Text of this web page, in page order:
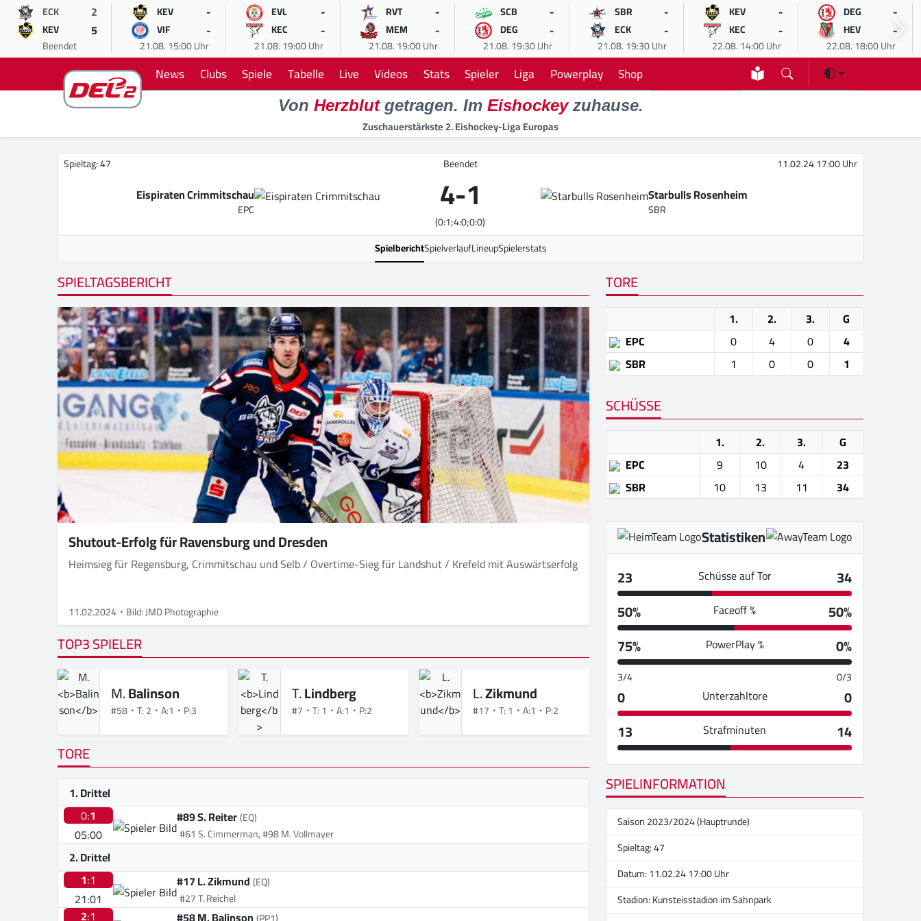
ECK 2
KEV 5
Beendet
KEV -
VIF -
21.08. 15:00 Uhr
EVL -
KEC -
21.08. 19:00 Uhr
RVT -
MEM -
21.08. 19:00 Uhr
SCB -
DEG -
21.08. 19:30 Uhr
SBR -
ECK -
21.08. 19:30 Uhr
KEV -
KEC -
22.08. 14:00 Uhr
DEG -
HEV -
22.08. 18:00 Uhr
News Clubs Spiele Tabelle Live Videos Stats Spieler Liga Powerplay Shop
Von Herzblutgetragen. Im Eishockeyzuhause.
Zuschauerstärkste 2. Eishockey-Liga Europas
Spieltag: 47 Beendet 11.02.24 17:00 Uhr
Eispiraten Crimmitschau
EPC 4-1
(0:1;4:0;0:0)
Starbulls Rosenheim
SBR
SpielberichtSpielverlaufLineupSpielerstats
SPIELTAGSBERICHT
Shutout-Erfolg für Ravensburg und Dresden
Heimsieg für Regensburg, Crimmitschau und Selb / Overtime-Sieg für Landshut / Krefeld mit Auswärtserfolg
11.02.2024 Bild: JMD Photographie
TOP3 SPIELER
M.Balinson
#58 T: 2 A:1 P:3
T.Lindberg
#7 T: 1 A:1 P:2
L.Zikmund
#17 T: 1 A:1 P:2
TORE
1. Drittel
0:1
05:00
#89 S. Reiter(EQ)
#61 S. Cimmerman, #98 M. Vollmayer
2. Drittel
1:1
21:01
#17 L. Zikmund(EQ)
#27 T. Reichel
2:1
TORE
1. 2. 3.
G
EPC
0 4 0
4
SBR
1 0 0 1
SCHÜSSE
1. 2. 3.
G
EPC
9 10 4
23
SBR
10 13 11 34
Statistiken
23
Schüsse auf Tor
34
50%
Faceoff %
50%
75%
PowerPlay % 0%
3/4 0/3
0 Unterzahltore
0
13
Strafminuten 14
SPIELINFORMATION
Saison 2023/2024 (Hauptrunde)
Spieltag: 47
Datum: 11.02.24 17:00 Uhr
Stadion:Kunsteisstadion im Sahnpark